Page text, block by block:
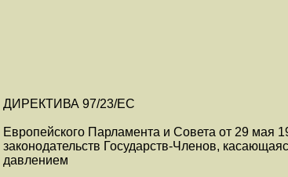
ДИРЕКТИВА 97/23/ЕС
Европейского Парламента и Совета от 29 мая
законодательств Государств-Членов,
давлением